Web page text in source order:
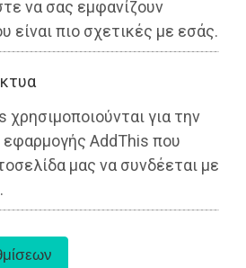
να σας εμφανίζουν
είναι πιο σχετικές με εσάς.
για την
εφαρμογής AddThis που
μας να συνδέεται με
04-2022
τo Dimotisnews